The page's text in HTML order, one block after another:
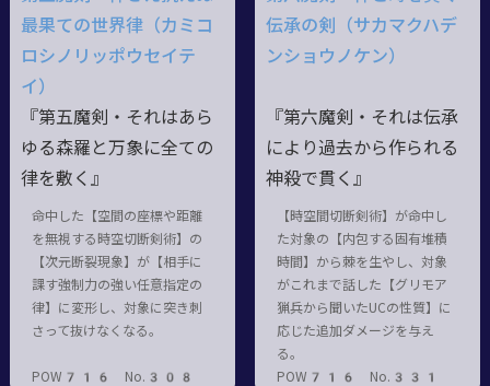
最果ての世界律（カミコ
ロシノリッポウセイテ
イ）
『第五魔剣・それはあら
ゆる森羅と万象に全ての
律を敷く』
命中した【空間の座標や距離
を無視する時空切断剣術】の
【次元断裂現象】が【相手に
課す強制力の強い任意指定の
律】に変形し、対象に突き刺
さって抜けなくなる。
POW716 No.308
伝承の剣（サカマクハデ
ンショウノケン）
『第六魔剣・それは伝承
により過去から作られる
神殺で貫く』
【時空間切断剣術】が命中し
た対象の【内包する固有堆積
時間】から棘を生やし、対象
がこれまで話した【グリモア
猟兵から聞いたUCの性質】に
応じた追加ダメージを与え
る。
POW716 No.331